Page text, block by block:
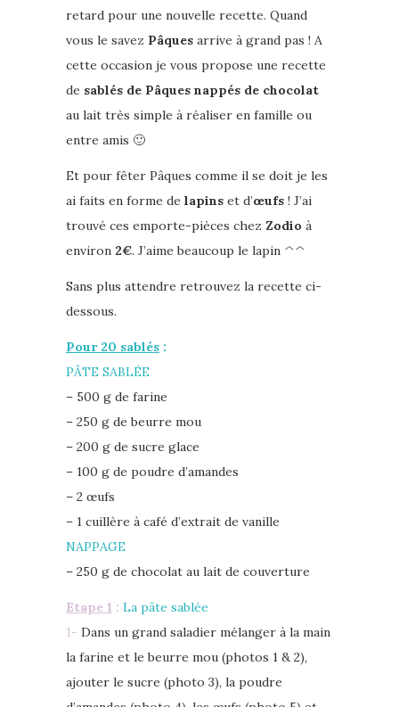
retard pour une nouvelle recette. Quand
vous le savez Pâques arrive à grand pas ! A
cette occasion je vous propose une recette
de sablés de Pâques nappés de chocolat
au lait très simple à réaliser en famille ou
entre amis 🙂
Et pour fêter Pâques comme il se doit je les
ai faits en forme de lapins et d’œufs ! J’ai
trouvé ces emporte-pièces chez Zodio à
environ 2€. J’aime beaucoup le lapin ^^
Sans plus attendre retrouvez la recette ci-
dessous.
Pour 20 sablés :
PÂTE SABLÉE
– 500 g de farine
– 250 g de beurre mou
– 200 g de sucre glace
– 100 g de poudre d’amandes
– 2 œufs
– 1 cuillère à café d’extrait de vanille
NAPPAGE
– 250 g de chocolat au lait de couverture
Etape 1 : La pâte sablée
1- Dans un grand saladier mélanger à la main
la farine et le beurre mou (photos 1 & 2),
ajouter le sucre (photo 3), la poudre